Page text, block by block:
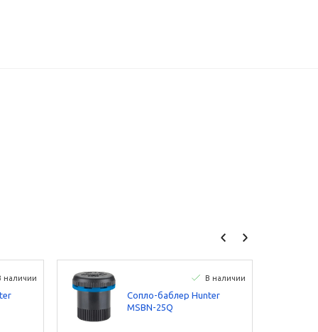
наличии В наличии
Сопло-баблер Hunter
MSBN-25Q